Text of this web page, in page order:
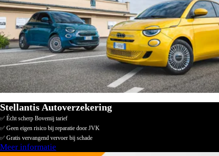
Stellantis Autoverzekering
✅ Écht scherp Bovemij tarief
✅ Geen eigen risico bij reparatie door JVK
✅ Gratis vervangend vervoer bij schade
Meer informatie